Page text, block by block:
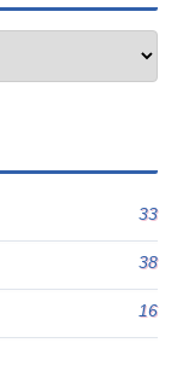
33
38
16